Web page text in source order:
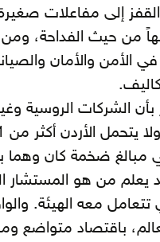
القفز إلى مفاعلات
من حيث الفداحة،
الأمن والأمان
بأن الشركات الروسية
مبالغ ضخمة كان وهما
يعلم من هو المستشار
معه الهيئة.
باقتصاد متواضع